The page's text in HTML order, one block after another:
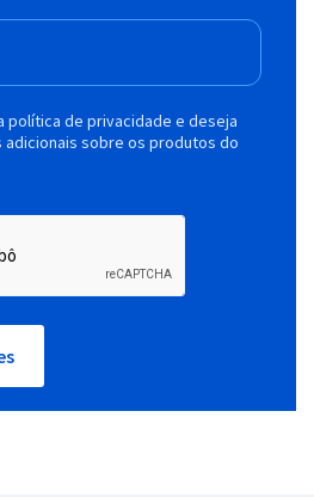
política de privacidade e deseja
sobre os produtos do